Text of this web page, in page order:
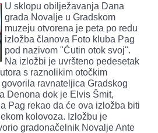
U sklopu obilježavanja Dana
grada Novalje u Gradskom
muzeju otvorena je peta po redu
izložba članova Foto kluba Pag
pod nazivom "Ćutin otok svoj".
Na izložbi je uvršteno pedesetak
s raznolikim otočkim
ravnateljica Gradskog
Denona dok je Elvis Šmit,
Pag rekao da će ova izložba biti
kolovoza. Izložbu je
gradonačelnik Novalje Ante